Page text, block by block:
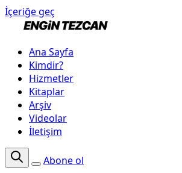
İçeriğe geç
Ana Sayfa
Kimdir?
Hizmetler
Kitaplar
Arşiv
Videolar
İletişim
Abone ol